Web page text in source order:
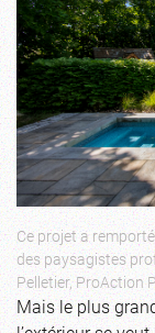
Ce projet a
des paysagistes
Pelletier, ProAction
Mais le plus